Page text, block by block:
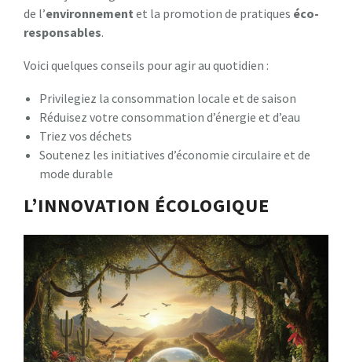
de l’environnement et la promotion de pratiques éco-
responsables.
Voici quelques conseils pour agir au quotidien :
Privilegiez la consommation locale et de saison
Réduisez votre consommation d’énergie et d’eau
Triez vos déchets
Soutenez les initiatives d’économie circulaire et de
mode durable
L’INNOVATION ÉCOLOGIQUE